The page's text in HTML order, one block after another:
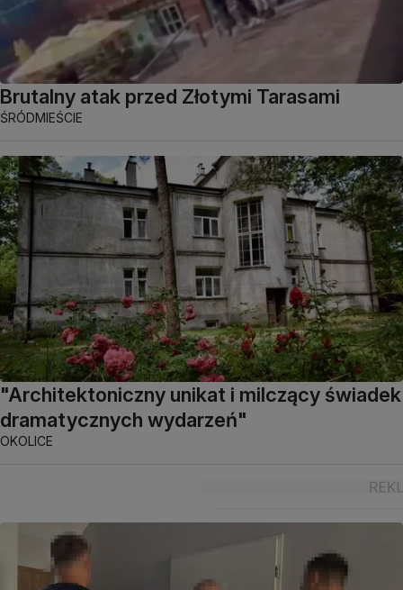
Brutalny atak przed Złotymi Tarasami
ŚRÓDMIEŚCIE
"Architektoniczny unikat i milczący świadek
dramatycznych wydarzeń"
OKOLICE